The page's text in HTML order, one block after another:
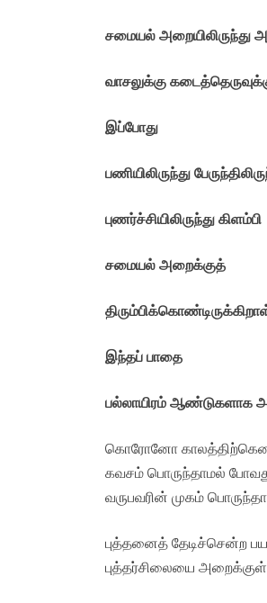
சமையல் அறையிலிருந்து
வாசலுக்கு
இப்போது
பணியிலிருந்து
புணர்ச்சியிலிருந்து கிளம்பி
சமையல் அறைக்குத்
இந்தப் பாதை
பல்லாயிரம் ஆண்டுகளாக
கொரோனோ காலத்திற்கென
கவசம் பொருந்தாமல்
வருபவரின் முகம்
புத்தனைத் தேடிச்சென்ற
புத்தர்சிலையை